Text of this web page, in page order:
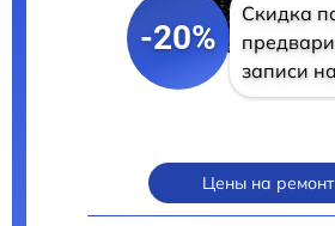
-20%
Скидка
записи
Цены на ремонт